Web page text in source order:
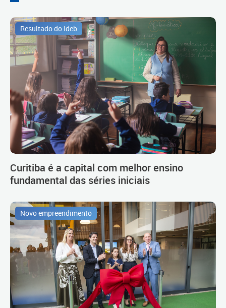
Resultado do Ideb
Curitiba é a capital com melhor ensino
fundamental das séries iniciais
Novo empreendimento